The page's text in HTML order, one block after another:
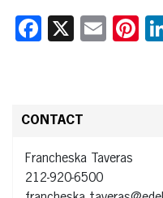
Facebook
X Email
CONTACT
Francheska Taveras
212-920-6500